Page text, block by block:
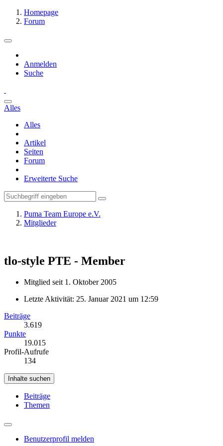
Homepage
Forum
Anmelden
Suche
Alles
Alles
Artikel
Seiten
Forum
Erweiterte Suche
Puma Team Europe e.V.
Mitglieder
tlo-style PTE - Member
Mitglied seit 1. Oktober 2005
Letzte Aktivität: 25. Januar 2021 um 12:59
Beiträge
3.619
Punkte
19.015
Profil-Aufrufe
134
Inhalte suchen
Beiträge
Themen
Benutzerprofil melden